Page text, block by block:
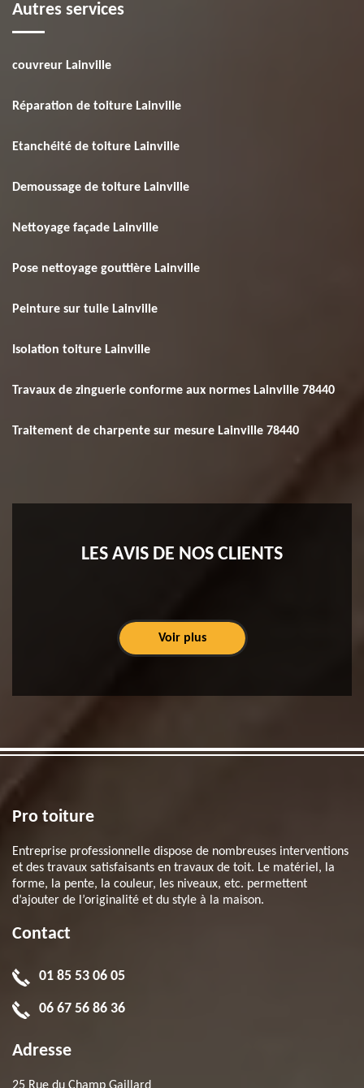
Autres services
couvreur Lainville
Réparation de toiture Lainville
Etanchéité de toiture Lainville
Demoussage de toiture Lainville
Nettoyage façade Lainville
Pose nettoyage gouttière Lainville
Peinture sur tuile Lainville
Isolation toiture Lainville
Travaux de zinguerie conforme aux normes Lainville 78440
Traitement de charpente sur mesure Lainville 78440
LES AVIS DE NOS CLIENTS
Voir plus
Pro toiture
Entreprise professionnelle dispose de nombreuses interventions
et des travaux satisfaisants en travaux de toit. Le matériel, la
forme, la pente, la couleur, les niveaux, etc. permettent
d’ajouter de l’originalité et du style à la maison.
Contact
01 85 53 06 05
06 67 56 86 36
Adresse